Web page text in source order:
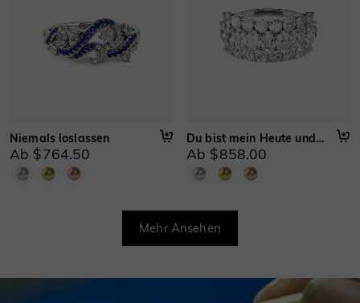
Niemals loslassen
Ab $764.50
Du bist mein Heute und Morgen
Ab $858.00
Mehr Ansehen